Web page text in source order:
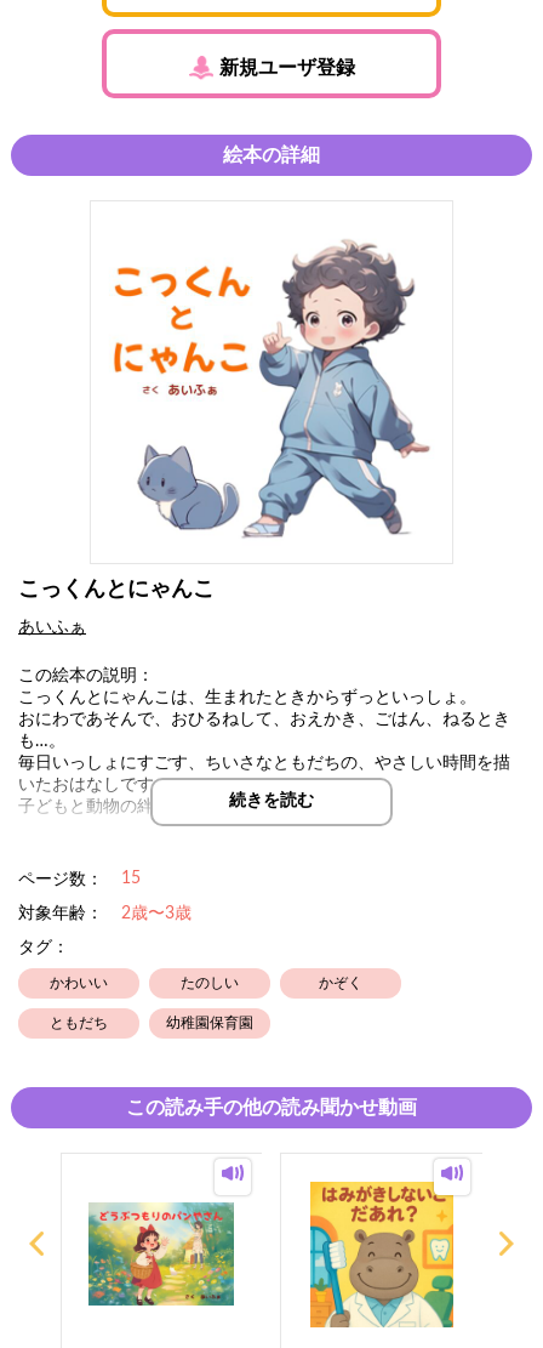
新規ユーザ登録
絵本の詳細
こっくんとにゃんこ
あいふぁ
この絵本の説明：
こっくんとにゃんこは、生まれたときからずっといっしょ。
おにわであそんで、おひるねして、おえかき、ごはん、ねるとき
も…。
毎日いっしょにすごす、ちいさなともだちの、やさしい時間を描
いたおはなしです。
子どもと動物の絆に、心がぽかぽか温まります。
続きを読む
ページ数： 15
対象年齢：
2歳〜3歳
タグ：
かわいい たのしい かぞく
ともだち 幼稚園保育園
この読み手の他の読み聞かせ動画